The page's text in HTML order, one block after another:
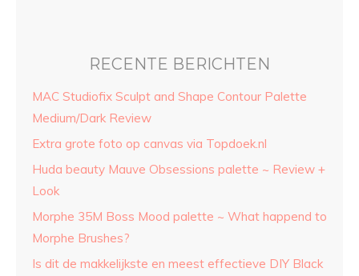
RECENTE BERICHTEN
MAC Studiofix Sculpt and Shape Contour Palette
Medium/Dark Review
Extra grote foto op canvas via Topdoek.nl
Huda beauty Mauve Obsessions palette ~ Review +
Look
Morphe 35M Boss Mood palette ~ What happend to
Morphe Brushes?
Is dit de makkelijkste en meest effectieve DIY Black